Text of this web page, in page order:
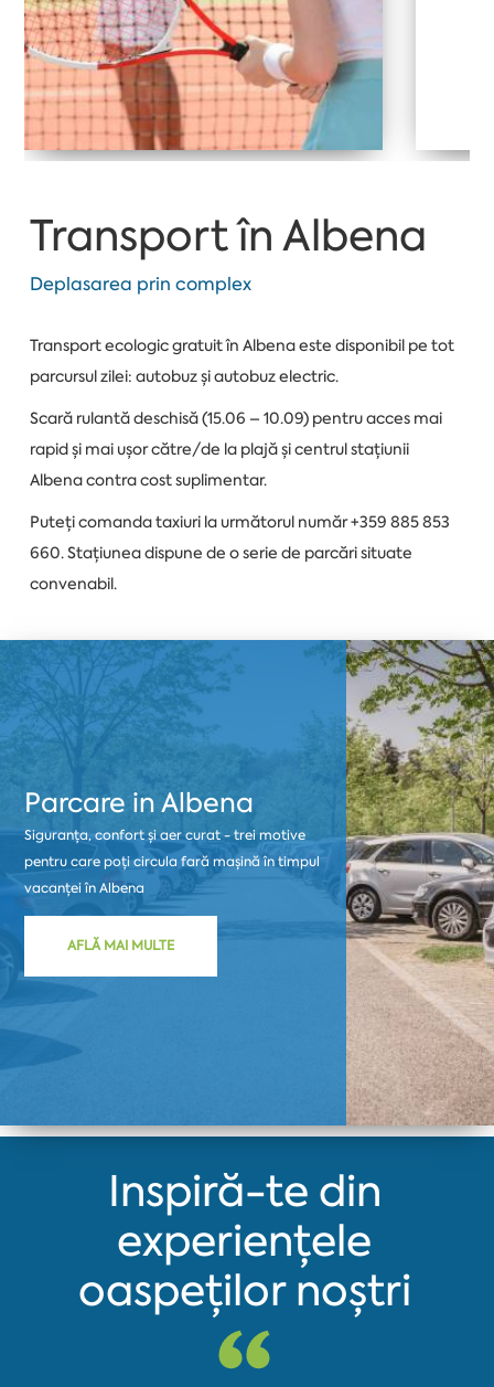
Transport în Albena
Deplasarea prin complex
Transport ecologic gratuit în Albena este disponibil pe tot
parcursul zilei: autobuz și autobuz electric.
Scară rulantă deschisă (15.06 – 10.09) pentru acces mai
rapid și mai ușor către/de la plajă și centrul stațiunii
Albena contra cost suplimentar.
Puteți comanda taxiuri la următorul număr +359 885 853
660. Stațiunea dispune de o serie de parcări situate
convenabil.
Parcare in Albena
Siguranța, confort și aer curat - trei motive
pentru care poți circula fară mașină în timpul
vacanței în Albena
AFLĂ MAI MULTE
Inspiră-te din
experiențele
oaspeților noștri